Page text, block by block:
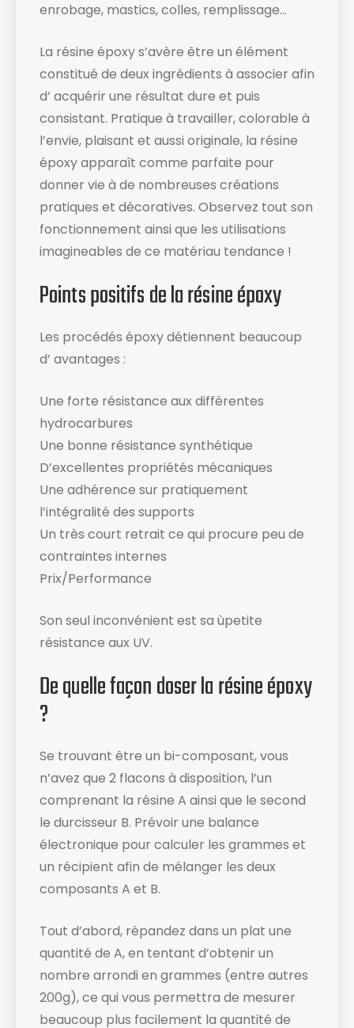
enrobage, mastics, colles, remplissage…
La résine époxy s’avère être un élément
constitué de deux ingrédients à associer afin
d’ acquérir une résultat dure et puis
consistant. Pratique à travailler, colorable à
l’envie, plaisant et aussi originale, la résine
époxy apparaît comme parfaite pour
donner vie à de nombreuses créations
pratiques et décoratives. Observez tout son
fonctionnement ainsi que les utilisations
imagineables de ce matériau tendance !
Points positifs de la résine époxy
Les procédés époxy détiennent beaucoup
d’ avantages :
Une forte résistance aux différentes
hydrocarbures
Une bonne résistance synthétique
D’excellentes propriétés mécaniques
Une adhérence sur pratiquement
l’intégralité des supports
Un très court retrait ce qui procure peu de
contraintes internes
Prix/Performance
Son seul inconvénient est sa ùpetite
résistance aux UV.
De quelle façon doser la résine époxy
?
Se trouvant être un bi-composant, vous
n’avez que 2 flacons à disposition, l’un
comprenant la résine A ainsi que le second
le durcisseur B. Prévoir une balance
électronique ​pour calculer les grammes et
un récipient afin de mélanger les deux
composants A et B.
Tout d’abord, répandez dans un plat une
quantité de A, en tentant d’obtenir un
nombre arrondi en grammes (entre autres
200g), ce qui vous permettra de mesurer
beaucoup plus facilement la quantité de